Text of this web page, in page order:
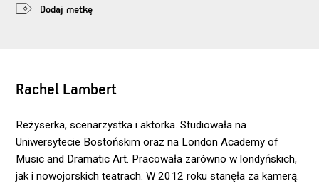
Dodaj metkę
Rachel Lambert
Reżyserka, scenarzystka i aktorka. Studiowała na
Uniwersytecie Bostońskim oraz na London Academy of
Music and Dramatic Art. Pracowała zarówno w londyńskich,
jak i nowojorskich teatrach. W 2012 roku stanęła za kamerą.